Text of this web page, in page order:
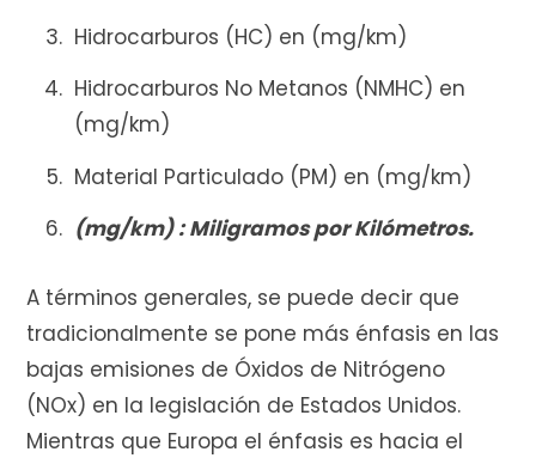
Hidrocarburos (HC) en (mg/km)
Hidrocarburos No Metanos (NMHC) en
(mg/km)
Material Particulado (PM) en (mg/km)
(mg/km) : Miligramos por Kilómetros.
A términos generales, se puede decir que
tradicionalmente se pone más énfasis en las
bajas emisiones de Óxidos de Nitrógeno
(NOx) en la legislación de Estados Unidos.
Mientras que Europa el énfasis es hacia el